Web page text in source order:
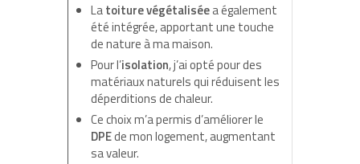
Latoiture végétaliséea également
été intégrée, apportant une touche
de nature à ma maison.
Pour l’isolation, j’ai opté pour des
matériaux naturels qui réduisent les
déperditions de chaleur.
Ce choix m’a permis d’améliorer le
DPEde mon logement, augmentant
sa valeur.